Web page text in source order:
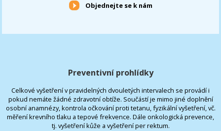
Objednejte se k nám
Preventivní prohlídky
Celkové vyšetření v pravidelných dvouletých intervalech se provádí i
pokud nemáte žádné zdravotní obtíže. Součástí je mimo jiné doplnění
osobní anamnézy, kontrola očkování proti tetanu, fyzikální vyšetření, vč.
měření krevního tlaku a tepové frekvence. Dále onkologická prevence,
tj. vyšetření kůže a vyšetření per rektum.